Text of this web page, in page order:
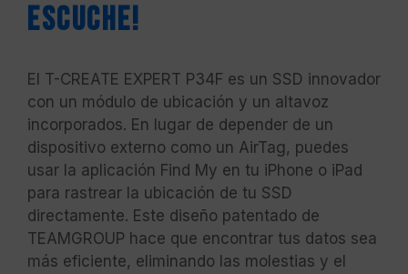
escuche!
El T-CREATE EXPERT P34F es un SSD innovador
con un módulo de ubicación y un altavoz
incorporados. En lugar de depender de un
dispositivo externo como un AirTag, puedes
usar la aplicación Find My en tu iPhone o iPad
para rastrear la ubicación de tu SSD
directamente. Este diseño patentado de
TEAMGROUP hace que encontrar tus datos sea
más eficiente, eliminando las molestias y el